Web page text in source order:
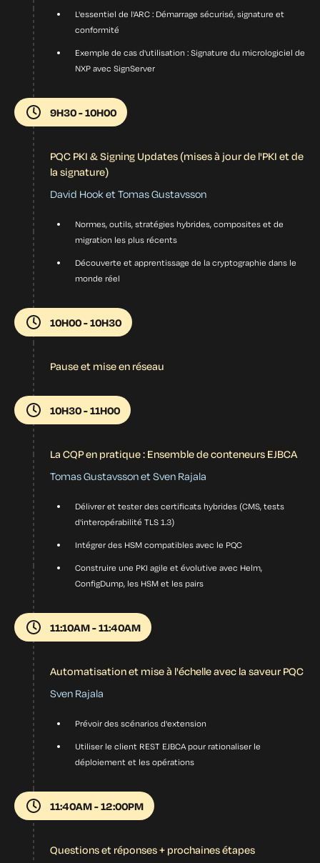
L'essentiel de l'ARC : Démarrage sécurisé, signature et
conformité
Exemple de cas d'utilisation : Signature du micrologiciel de
NXP avec SignServer
9H30 - 10H00
PQC PKI & Signing Updates (mises à jour de l'PKI et de
la signature)
David Hook et Tomas Gustavsson
Normes, outils, stratégies hybrides, composites et de
migration les plus récents
Découverte et apprentissage de la cryptographie dans le
monde réel
10H00 - 10H30
Pause et mise en réseau
10H30 - 11H00
La CQP en pratique : Ensemble de conteneurs EJBCA
Tomas Gustavsson et Sven Rajala
Délivrer et tester des certificats hybrides (CMS, tests
d'interopérabilité TLS 1.3)
Intégrer des HSM compatibles avec le PQC
Construire une PKI agile et évolutive avec Helm,
ConfigDump, les HSM et les pairs
11:10AM - 11:40AM
Automatisation et mise à l'échelle avec la saveur PQC
Sven Rajala
Prévoir des scénarios d'extension
Utiliser le client REST EJBCA pour rationaliser le
déploiement et les opérations
11:40AM - 12:00PM
Questions et réponses + prochaines étapes